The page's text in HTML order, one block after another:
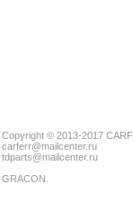
Copyright © 2013-2017
carferr@mailcenter.ru
tdparts@mailcenter.ru
GRACON